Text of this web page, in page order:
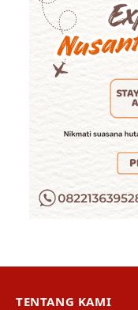
TENTANG KAMI